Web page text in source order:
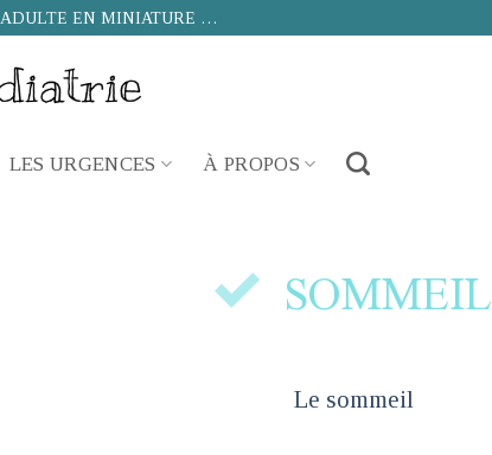
ADULTE EN MINIATURE …
LES URGENCES À PROPOS
SOMMEIL
Le sommeil